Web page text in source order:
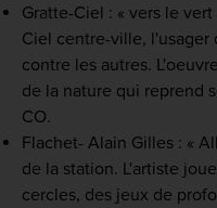
Gratte-Ciel : « vers le
Ciel centre-ville, l'usager
contre les autres.
de la nature qui reprend
CO.
Flachet- Alain Gilles : «
de la station. L'artiste
cercles, des jeux de